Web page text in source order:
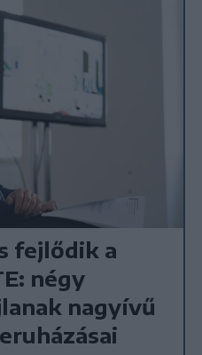
fejlődik a
négy
nagyívű